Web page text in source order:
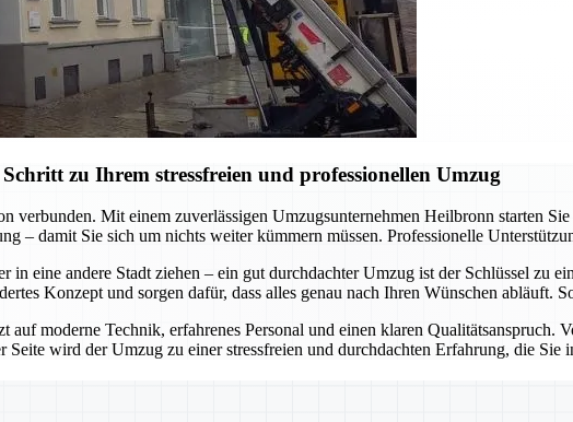
zu Ihrem stressfreien und professionellen Umzug
Mit einem zuverlässigen Umzugsunternehmen Heilbronn starten
– damit Sie sich um nichts weiter kümmern müssen. Professionelle
in eine andere Stadt ziehen – ein gut durchdachter Umzug ist der Schlüssel zu
Konzept und sorgen dafür, dass alles genau nach Ihren Wünschen abläuft.
auf moderne Technik, erfahrenes Personal und einen klaren
wird der Umzug zu einer stressfreien und durchdachten Erfahrung, die Sie